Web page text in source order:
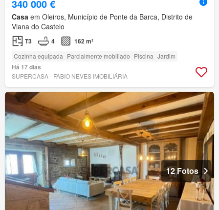
340 000 €
Casa em Oleiros, Município de Ponte da Barca, Distrito de
Viana do Castelo
T3 4 162 m²
Cozinha equipada Parcialmente mobiliado Piscina Jardim
Há 17 dias
SUPERCASA - FABIO NEVES IMOBILIÁRIA
12 Fotos